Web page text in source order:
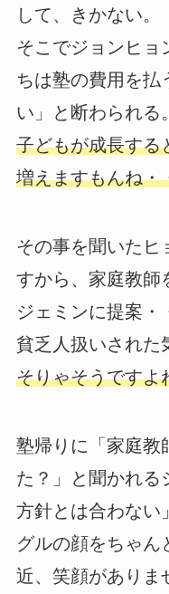
して、きかない。
そこでジョンヒョ
ちは塾の費用を払
い」と断わられる。
子どもが成長する
増えますもんね・
その事を聞いたヒ
すから、家庭教師
ジェミンに提案・
貧乏人扱いされた
そりゃそうですよ
塾帰りに「家庭教
た？」と聞かれる
方針とは合わない
グルの顔をちゃん
近、笑顔がありま